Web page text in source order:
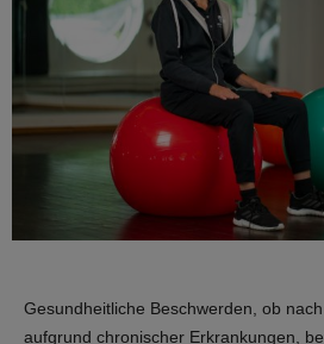
Gesundheitliche Beschwerden, ob
aufgrund chronischer Erkrankungen,